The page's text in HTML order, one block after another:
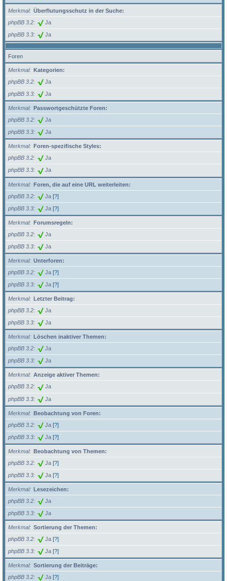
Merkmal
Überflutungsschutz in der Suche:
phpBB 3.2
Ja
phpBB 3.3 Ja
Foren
Merkmal
Kategorien:
phpBB 3.2
Ja
phpBB 3.3 Ja
Merkmal
Passwortgeschützte Foren:
phpBB 3.2
Ja
phpBB 3.3 Ja
Merkmal
Foren-spezifische Styles:
phpBB 3.2
Ja
phpBB 3.3 Ja
Merkmal
Foren, die auf eine URL weiterleiten:
phpBB 3.2
Ja [?]
phpBB 3.3 Ja [?]
Merkmal
Forumsregeln:
phpBB 3.2
Ja
phpBB 3.3 Ja
Merkmal
Unterforen:
phpBB 3.2
Ja [?]
phpBB 3.3 Ja [?]
Merkmal
Letzter Beitrag:
phpBB 3.2
Ja
phpBB 3.3 Ja
Merkmal
Löschen inaktiver Themen:
phpBB 3.2
Ja
phpBB 3.3 Ja
Merkmal
Anzeige aktiver Themen:
phpBB 3.2
Ja
phpBB 3.3 Ja
Merkmal
Beobachtung von Foren:
phpBB 3.2
Ja [?]
phpBB 3.3 Ja [?]
Merkmal
Beobachtung von Themen:
phpBB 3.2
Ja [?]
phpBB 3.3 Ja [?]
Merkmal
Lesezeichen:
phpBB 3.2
Ja
phpBB 3.3 Ja
Merkmal
Sortierung der Themen:
phpBB 3.2
Ja [?]
phpBB 3.3 Ja [?]
Merkmal
Sortierung der Beiträge:
phpBB 3.2
Ja [?]